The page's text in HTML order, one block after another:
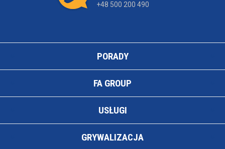
+48 500 200 490
PORADY
FA GROUP
USŁUGI
GRYWALIZACJA